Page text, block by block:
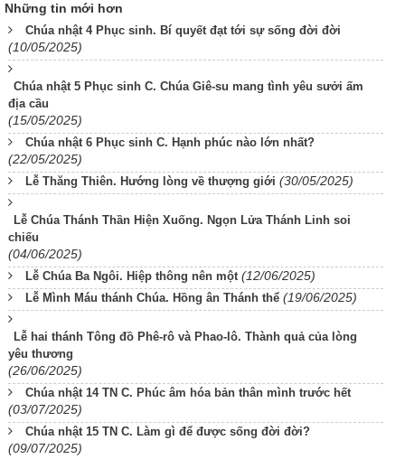
Những tin mới hơn
Chúa nhật 4 Phục sinh. Bí quyết đạt tới sự sống đời đời
(10/05/2025)
Chúa nhật 5 Phục sinh C. Chúa Giê-su mang tình yêu sưởi ấm
địa cầu
(15/05/2025)
Chúa nhật 6 Phục sinh C. Hạnh phúc nào lớn nhất?
(22/05/2025)
Lễ Thăng Thiên. Hướng lòng về thượng giới (30/05/2025)
Lễ Chúa Thánh Thần Hiện Xuống. Ngọn Lửa Thánh Linh soi
chiếu
(04/06/2025)
Lễ Chúa Ba Ngôi. Hiệp thông nên một (12/06/2025)
Lễ Mình Máu thánh Chúa. Hồng ân Thánh thể (19/06/2025)
Lễ hai thánh Tông đồ Phê-rô và Phao-lô. Thành quả của lòng
yêu thương
(26/06/2025)
Chúa nhật 14 TN C. Phúc âm hóa bản thân mình trước hết
(03/07/2025)
Chúa nhật 15 TN C. Làm gì để được sống đời đời?
(09/07/2025)